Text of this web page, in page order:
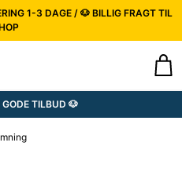
1-3 DAGE / 🐶 BILLIG FRAGT TIL
TILBUD 🐶